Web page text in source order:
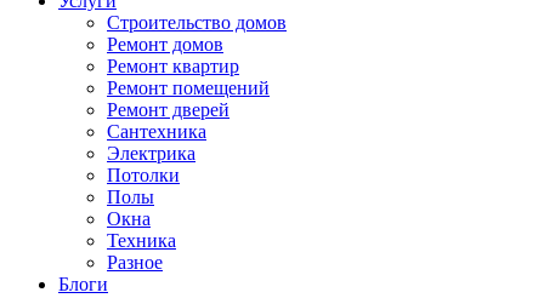
Строительство домов
Ремонт домов
Ремонт квартир
Ремонт помещений
Ремонт дверей
Сантехника
Электрика
Потолки
Полы
Окна
Техника
Разное
Блоги